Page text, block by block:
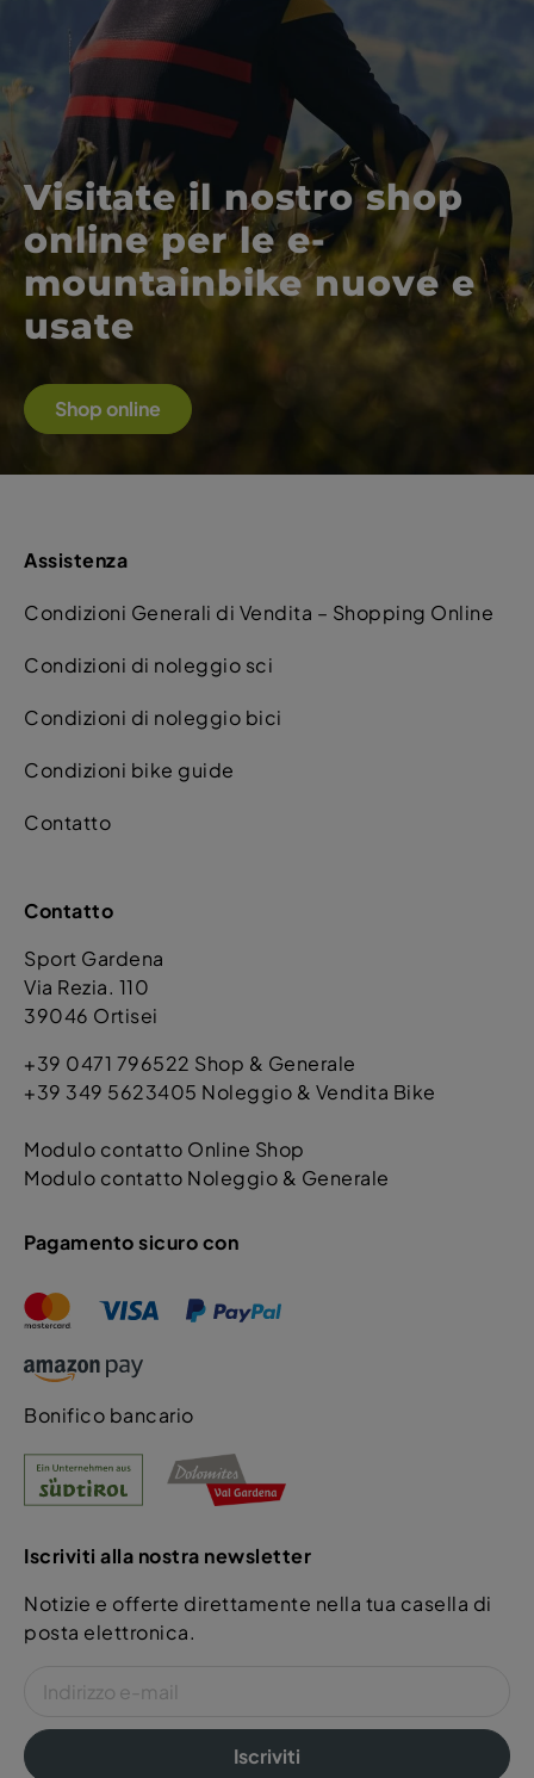
Visitate il nostro shop
online per le e-
mountainbike nuove e
usate
Shop online
Assistenza
Condizioni Generali di Vendita – Shopping Online
Condizioni di noleggio sci
Condizioni di noleggio bici
Condizioni bike guide
Contatto
Contatto
Sport Gardena
Via Rezia. 110
39046 Ortisei
+39 0471 796522 Shop & Generale
+39 349 5623405 Noleggio & Vendita Bike
Modulo contatto Online Shop
Modulo contatto Noleggio & Generale
Pagamento sicuro con
Bonifico bancario
Iscriviti alla nostra newsletter
Notizie e offerte direttamente nella tua casella di
posta elettronica.
Iscriviti